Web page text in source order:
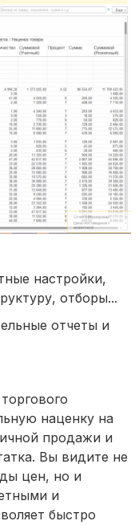
настройки,
отборы...
отчеты и
наценку на
продажи и
Вы видите не
цен, но и
и
быстро